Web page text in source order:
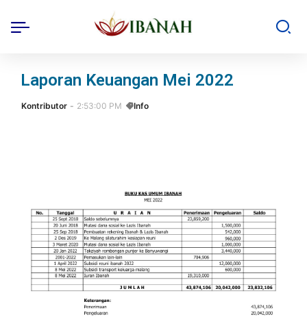
Laporan Keuangan Mei 2022
Kontributor 2:53:00 PM Info